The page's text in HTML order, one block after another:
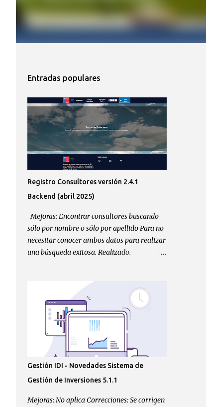
Entradas populares
Registro Consultores versión 2.4.1
Backend (abril 2025)
Mejoras: Encontrar consultores buscando
sólo por nombre o sólo por apellido Para no
necesitar conocer ambos datos para realizar
una búsqueda exitosa. Realizado.
https://gitlab.com/CNRChile/registro-
consultores-backend/-/issues/31
Gestión IDI - Novedades Sistema de
Gestión de Inversiones 5.1.1
Mejoras: No aplica Correcciones: Se corrigen